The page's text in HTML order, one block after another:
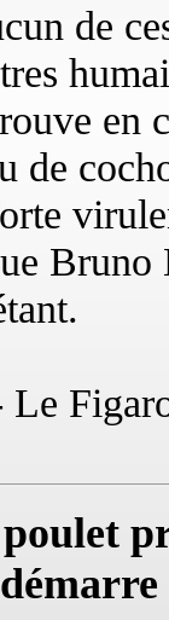
de
en
de